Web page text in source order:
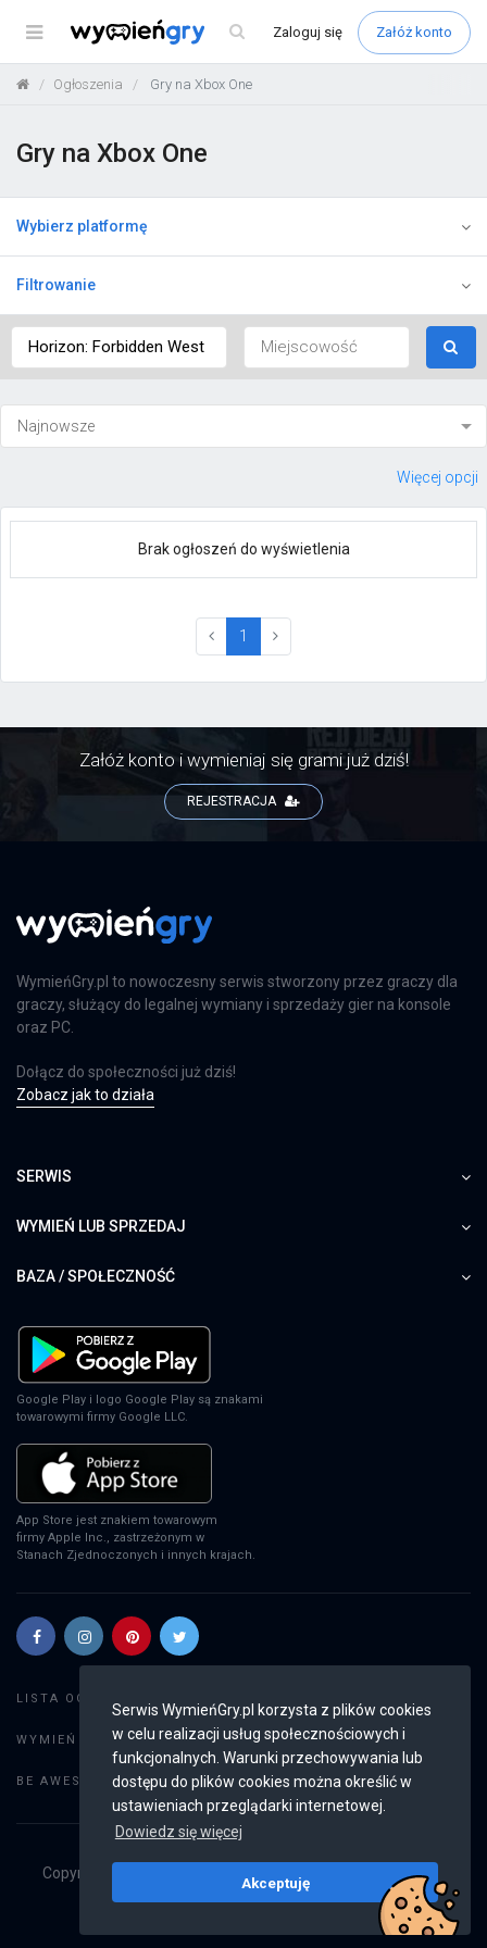
Serwis WymieńGry.pl korzysta z plików cookies
w celu realizacji usług społecznościowych i
funkcjonalnych. Warunki przechowywania lub
dostępu do plików cookies można określić w
ustawieniach przeglądarki internetowej.
Dowiedz się więcej
Akceptuję
Menu Zaloguj się Załóż konto
Ogłoszenia Gry na Xbox One
Gry na Xbox One
Wybierz platformę
Filtrowanie
Więcej opcji
Brak ogłoszeń do wyświetlenia
1 (current)
Załóż konto i wymieniaj się grami już dziś!
REJESTRACJA
WymieńGry.pl to nowoczesny serwis stworzony przez graczy dla
graczy, służący do legalnej wymiany i sprzedaży gier na konsole
oraz PC.
Dołącz do społeczności już dziś!
Zobacz jak to działa
SERWIS
WYMIEŃ LUB SPRZEDAJ
BAZA / SPOŁECZNOŚĆ
Google Play i logo Google Play są znakami
towarowymi firmy Google LLC.
App Store jest znakiem towarowym
firmy Apple Inc., zastrzeżonym w
Stanach Zjednoczonych i innych krajach.
LISTA OGŁOSZEŃ:
WYMIEŃ GRY: Dodaj ogłoszenie
BE AWESOME: Weryfikacja konta
Copyright © 2019 - 2026
Wszystkie prawa
v2.8.4